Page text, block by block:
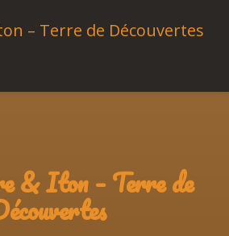
& Iton – Terre de